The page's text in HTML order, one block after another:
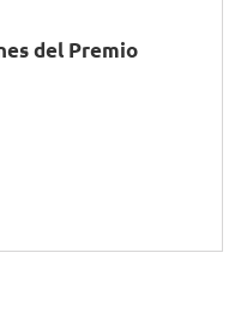
del Premio